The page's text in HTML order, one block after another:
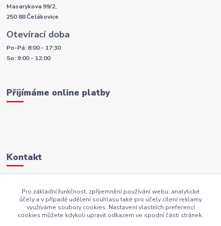
Masarykova 99/2,
250 88 Čelákovice
Otevírací doba
Po-Pá: 8:00 - 17:30
So: 9:00 - 12:00
Přijímáme online platby
Kontakt
AKI.BS@seznam.cz
Pro základní funkčnost, zpříjemnění používání webu, analytické
účely a v případě udělení souhlasu také pro účely cílení reklamy
využíváme soubory cookies. Nastavení vlastních preferencí
cookies můžete kdykoli upravit odkazem ve spodní části stránek.